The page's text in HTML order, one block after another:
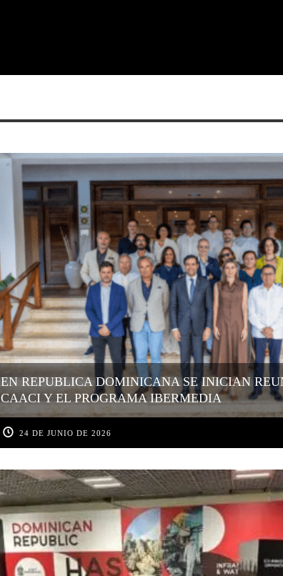
EN REPUBLICA DOMINICANA SE INICIAN
CAACI Y EL PROGRAMA IBERMEDIA
24 DE JUNIO DE 2026